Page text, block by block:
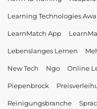
Learning Technologies
LearnMatch App
Lebenslanges Lernen
New Tech Ngo Online
Piepenbrock
Reinigungsbranche